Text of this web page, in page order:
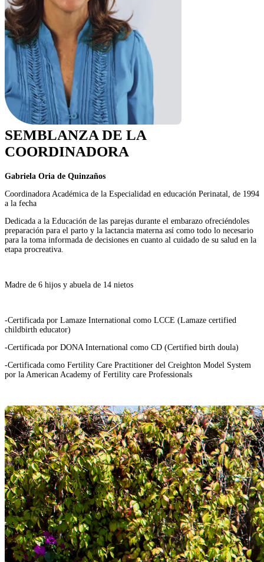
SEMBLANZA DE LA
COORDINADORA
Gabriela Oria de Quinzaños
Coordinadora Académica de la Especialidad en educación Perinatal, de 1994
a la fecha
Dedicada a la Educación de las parejas durante el embarazo ofreciéndoles
preparación para el parto y la lactancia materna así como todo lo necesario
para la toma informada de decisiones en cuanto al cuidado de su salud en la
etapa procreativa.
Madre de 6 hijos y abuela de 14 nietos
-Certificada por Lamaze International como LCCE (Lamaze certified
childbirth educator)
-Certificada por DONA International como CD (Certified birth doula)
-Certificada como Fertility Care Practitioner del Creighton Model System
por la American Academy of Fertility care Professionals